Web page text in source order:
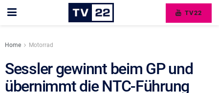
TV22
Home Motorrad
Sessler gewinnt beim GP und
übernimmt die NTC-Führung